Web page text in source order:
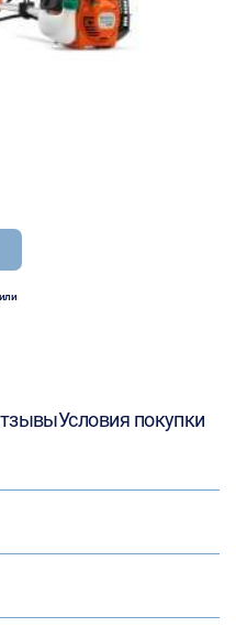
или
Условия покупки